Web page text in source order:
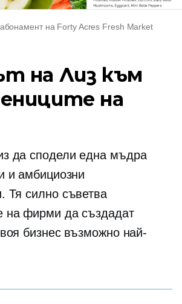
на Forty Acres Fresh Market
на Лиз към
на
да сподели една мъдра
и амбициозни
Тя силно съветва
на фирми да създадат
бизнес възможно най-